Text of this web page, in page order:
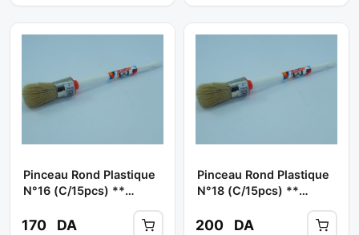
Pinceau Rond Plastique
N°16 (C/15pcs) **
170 DA
Pinceau Rond Plastique
N°18 (C/15pcs) **
200 DA